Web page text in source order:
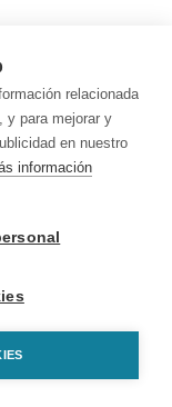
relacionada
y para mejorar y
en nuestro
información